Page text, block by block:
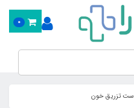
0
ست تزریق خون